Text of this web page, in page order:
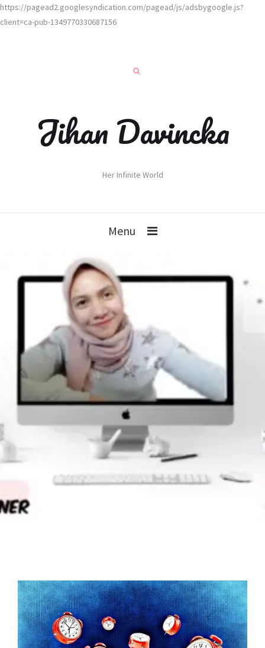
https://pagead2.googlesyndication.com/pagead/js/adsbygoogle.js?
client=ca-pub-1349770330687156
Jihan Davincka
Her Infinite World
Menu